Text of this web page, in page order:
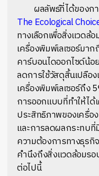
ผลลัพธ์ที่ได้ของ
The Ecological
ทางเลือกเพื่อสิ่งแวดล้
เครื่องพิมพ์เลเซอร์มา
คาร์บอนไดออกไซด์น้อ
ลดการใช้วัสดุสิ้นเปลือ
เครื่องพิมพ์เลเซอร์ถึง
การออกแบบที่ทำให้ได้
ประสิทธิภาพของเครื่
และการลดผลกระทบ
ความต้องการทางธุรกิ
คำนึงถึงสิ่งแวดล้อมร
ต่อไปนี้